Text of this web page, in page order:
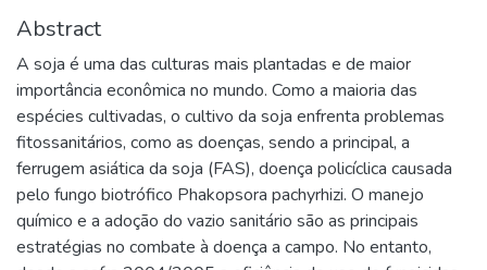
Abstract
A soja é uma das culturas mais plantadas e de maior
importância econômica no mundo. Como a maioria das
espécies cultivadas, o cultivo da soja enfrenta problemas
fitossanitários, como as doenças, sendo a principal, a
ferrugem asiática da soja (FAS), doença policíclica causada
pelo fungo biotrófico Phakopsora pachyrhizi. O manejo
químico e a adoção do vazio sanitário são as principais
estratégias no combate à doença a campo. No entanto,